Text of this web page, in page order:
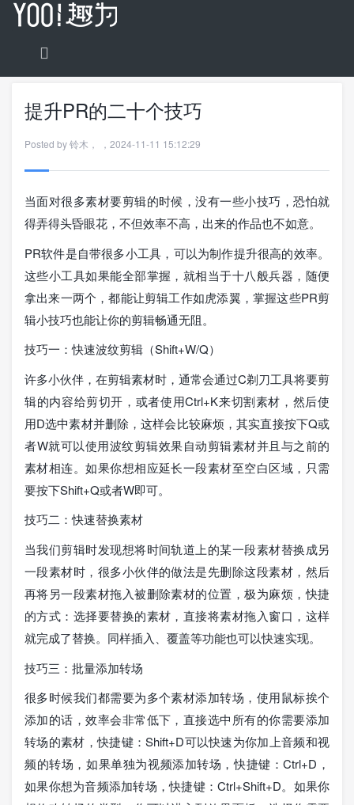
提升PR的二十个技巧
Posted by铃木 ， ， 2024-11-11 15:12:29
当面对很多素材要剪辑的时候，没有一些小技巧，恐怕就
得弄得头昏眼花，不但效率不高，出来的作品也不如意。
PR软件是自带很多小工具，可以为制作提升很高的效率。
这些小工具如果能全部掌握，就相当于十八般兵器，随便
拿出来一两个，都能让剪辑工作如虎添翼，掌握这些PR剪
辑小技巧也能让你的剪辑畅通无阻。
技巧一：快速波纹剪辑（Shift+W/Q）
许多小伙伴，在剪辑素材时，通常会通过C剃刀工具将要剪
辑的内容给剪切开，或者使用Ctrl+K来切割素材，然后使
用D选中素材并删除，这样会比较麻烦，其实直接按下Q或
者W就可以使用波纹剪辑效果自动剪辑素材并且与之前的
素材相连。如果你想相应延长一段素材至空白区域，只需
要按下Shift+Q或者W即可。
技巧二：快速替换素材
当我们剪辑时发现想将时间轨道上的某一段素材替换成另
一段素材时，很多小伙伴的做法是先删除这段素材，然后
再将另一段素材拖入被删除素材的位置，极为麻烦，快捷
的方式：选择要替换的素材，直接将素材拖入窗口，这样
就完成了替换。同样插入、覆盖等功能也可以快速实现。
技巧三：批量添加转场
很多时候我们都需要为多个素材添加转场，使用鼠标挨个
添加的话，效率会非常低下，直接选中所有的你需要添加
转场的素材，快捷键：Shift+D可以快速为你加上音频和视
频的转场，如果单独为视频添加转场，快捷键：Ctrl+D，
如果你想为音频添加转场，快捷键：Ctrl+Shift+D。如果你